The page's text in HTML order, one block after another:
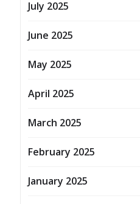
July 2025
June 2025
May 2025
April 2025
March 2025
February 2025
January 2025